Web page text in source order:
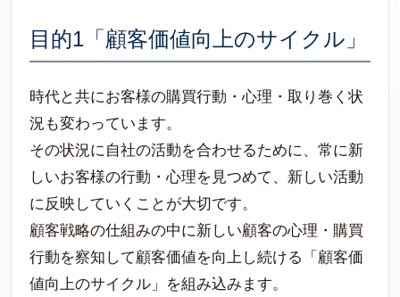
目的1「顧客価値向上のサイクル」
時代と共にお客様の購買行動・心理・取り巻く状
況も変わっています。
その状況に自社の活動を合わせるために、常に新
しいお客様の行動・心理を見つめて、新しい活動
に反映していくことが大切です。
顧客戦略の仕組みの中に新しい顧客の心理・購買
行動を察知して顧客価値を向上し続ける「顧客価
値向上のサイクル」を組み込みます。